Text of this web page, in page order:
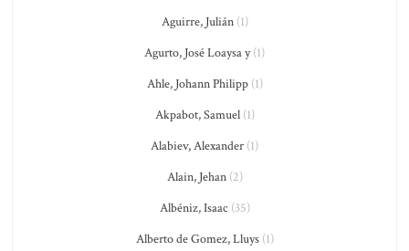
Aguirre, Julián(1)
Agurto, José Loaysa y(1)
Ahle, Johann Philipp(1)
Akpabot, Samuel(1)
Alabiev, Alexander (1)
Alain, Jehan(2)
Albéniz, Isaac (35)
Alberto de Gomez, Lluys(1)